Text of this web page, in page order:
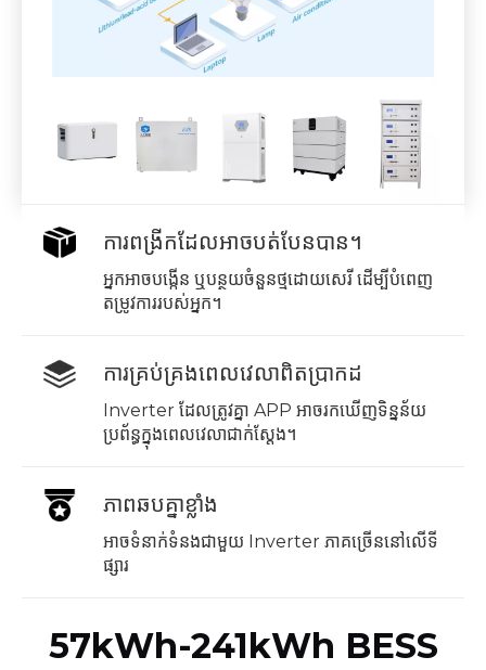
ការពង្រីកដែលអាចបត់បែនបាន។
អ្នកអាចបង្កើន ឬបន្ថយចំនួនថ្មដោយសេរី ដើម្បីបំពេញ
តម្រូវការរបស់អ្នក។
ការគ្រប់គ្រងពេលវេលាពិតប្រាកដ
Inverter ដែលត្រូវគ្នា APP អាចរកឃើញទិន្នន័យ
ប្រព័ន្ធក្នុងពេលវេលាជាក់ស្តែង។
ភាពឆបគ្នាខ្លាំង
អាចទំនាក់ទំនងជាមួយ Inverter ភាគច្រើននៅលើទី
ផ្សារ
57kWh-241kWh BESS